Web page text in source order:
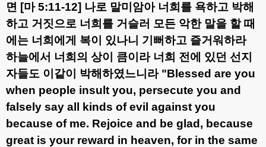
면 [마5:11-12] 나로 말미암아 너희를 욕하고 박해
하고 거짓으로 너희를 거슬러 모든 악한 말을 할 때
에는 너희에게 복이 있나니 기뻐하고 즐거워하라
하늘에서 너희의 상이 큼이라 너희 전에 있던 선지
자들도 이같이 박해하였느니라 "Blessed are you
when people insult you, persecute you and
falsely say all kinds of evil against you
because of me. Rejoice and be glad, because
great is your reward in heaven, for in the same